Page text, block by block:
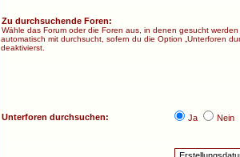
Zu durchsuchende Foren:
Wähle das Forum oder die Foren aus, in denen gesucht
automatisch mit durchsucht, sofern du die Option „Unterforen
deaktivierst.
Unterforen durchsuchen: Ja Nein